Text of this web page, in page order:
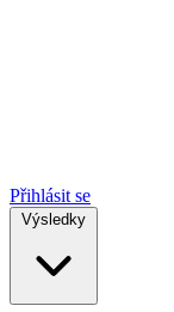
Přihlásit se
Výsledky